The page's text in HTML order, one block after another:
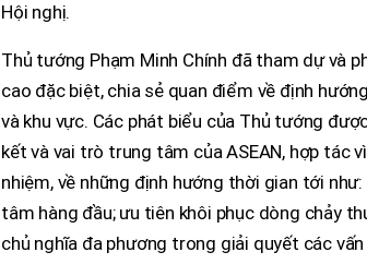
Hội nghị.
Thủ tướng Phạm Minh Chính đã tham dự và
cao đặc biệt, chia sẻ quan điểm về định
và khu vực. Các phát biểu của Thủ tướng
kết và vai trò trung tâm của ASEAN, hợp tác
nhiệm, về những định hướng thời gian tới
tâm hàng đầu; ưu tiên khôi phục dòng chảy
chủ nghĩa đa phương trong giải quyết các